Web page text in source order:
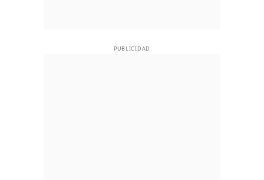
PUBLICIDAD